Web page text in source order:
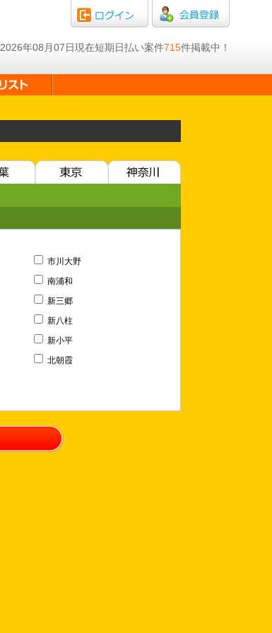
2026年08月07日現在短期日払い案件715件掲載中！
市川大野
南浦和
新三郷
新八柱
新小平
北朝霞